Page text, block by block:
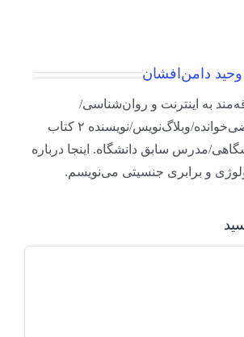
وحید دامن‌افشان
به اینترنت و روان‌شناسی/
ریاضی‌خوانده/وبلاگ‌نویس/نویسنده ۲ کتاب
مدرس سابق دانشگاه. اینجا درباره
و برابری جنسیتی می‌نویسم.